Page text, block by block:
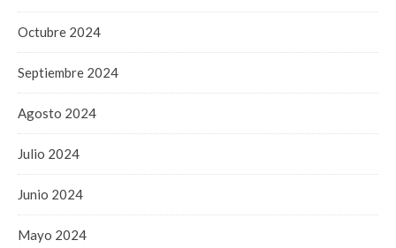
Octubre 2024
Septiembre 2024
Agosto 2024
Julio 2024
Junio 2024
Mayo 2024